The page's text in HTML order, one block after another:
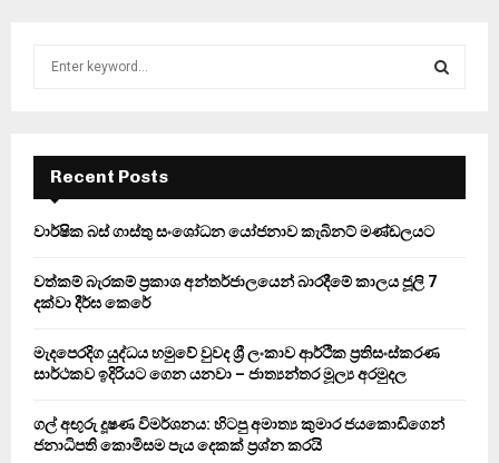
f
r
E
A
Recent Posts
වාර්ෂික බස් ගාස්තු සංශෝධන යෝජනාව කැබිනට් මණ්ඩලයට
වත්කම් බැරකම් ප්‍රකාශ අන්තර්ජාලයෙන් බාරදීමේ කාලය ජූලි 7
දක්වා දීර්ඝ කෙරේ
මැදපෙරදිග යුද්ධය හමුවේ වුවද ශ්‍රී ලංකාව ආර්ථික ප්‍රතිසංස්කරණ
සාර්ථකව ඉදිරියට ගෙන යනවා – ජාත්‍යන්තර මූල්‍ය අරමුදල
ගල් අඟුරු දූෂණ විමර්ශනය: හිටපු අමාත්‍ය කුමාර ජයකොඩිගෙන්
ජනාධිපති කොමිසම පැය දෙකක් ප්‍රශ්න කරයි